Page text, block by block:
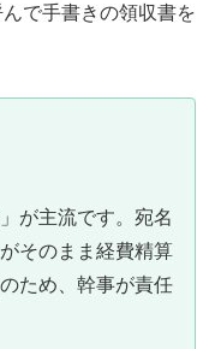
で手書きの領収書を
が主流です。宛名
そのまま経費精算
ため、幹事が責任